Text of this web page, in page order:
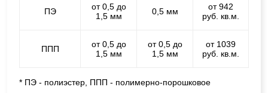
ПЭ
от 0,5 до
1,5 мм
0,5 мм
от 942
руб. кв.м.
ППП
от 0,5 до
1,5 мм
от 0,5 до
1,5 мм
от 1039
руб. кв.м.
* ПЭ - полиэстер, ППП - полимерно-порошковое